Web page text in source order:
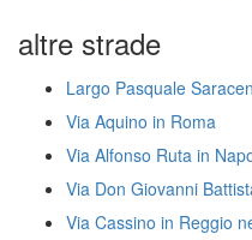
altre strade
Largo Pasquale
Via Aquino in Roma
Via Alfonso Ruta in
Via Don Giovanni
Via Cassino in Reggio